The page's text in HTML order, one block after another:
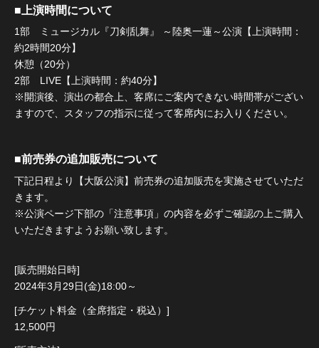
■上演時間について
1部 ミュージカル『刀剣乱舞』 ～陸奥一蓮～公演【上演時間：
約2時間20分】
休憩（20分）
2部 LIVE【上演時間：約40分】
※開演後、演出の都合上、客席にご案内できない時間帯がござい
ますので、スタッフの指示に従って客席内にお入りください。
■前売券の追加販売について
下記日程より【大阪公演】前売券の追加販売を実施させていただ
きます。
※公演ページ下部の「注意事項」の内容を必ずご確認の上ご購入
いただきますようお願い致します。
[販売開始日時]
2024年3月29日(金)18:00～
[チケット料金（全席指定・税込）]
12,500円